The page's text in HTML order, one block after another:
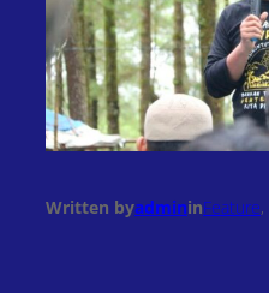
Written byadmininFeature,